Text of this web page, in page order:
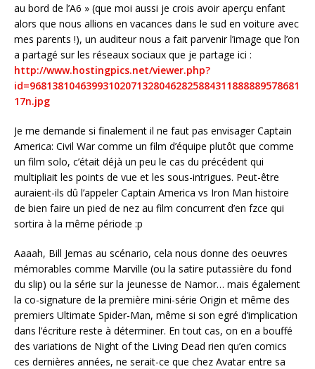
au bord de l’A6 » (que moi aussi je crois avoir aperçu enfant
alors que nous allions en vacances dans le sud en voiture avec
mes parents !), un auditeur nous a fait parvenir l’image que l’on
a partagé sur les réseaux sociaux que je partage ici :
http://www.hostingpics.net/viewer.php?
id=968138104639931020713280462825884311888889578681
17n.jpg
Je me demande si finalement il ne faut pas envisager Captain
America: Civil War comme un film d’équipe plutôt que comme
un film solo, c’était déjà un peu le cas du précédent qui
multipliait les points de vue et les sous-intrigues. Peut-être
auraient-ils dû l’appeler Captain America vs Iron Man histoire
de bien faire un pied de nez au film concurrent d’en fzce qui
sortira à la même période :p
Aaaah, Bill Jemas au scénario, cela nous donne des oeuvres
mémorables comme Marville (ou la satire putassière du fond
du slip) ou la série sur la jeunesse de Namor… mais également
la co-signature de la première mini-série Origin et même des
premiers Ultimate Spider-Man, même si son egré d’implication
dans l’écriture reste à déterminer. En tout cas, on en a bouffé
des variations de Night of the Living Dead rien qu’en comics
ces dernières années, ne serait-ce que chez Avatar entre sa